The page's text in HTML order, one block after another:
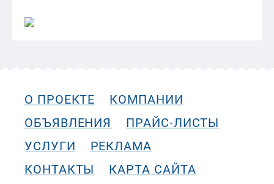
О ПРОЕКТЕ
КОМПАНИИ
ОБЪЯВЛЕНИЯ
ПРАЙС-ЛИСТЫ
УСЛУГИ
РЕКЛАМА
КОНТАКТЫ
КАРТА САЙТА